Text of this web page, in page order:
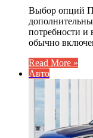
Выбор опций
потребности и
обычно
Read More »
Авто